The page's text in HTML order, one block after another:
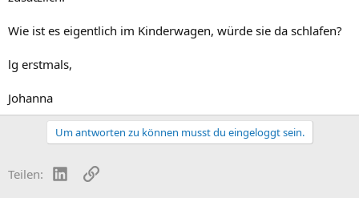
Wie ist es eigentlich im Kinderwagen, würde sie da schlafen?
lg erstmals,
Johanna
Um antworten zu können musst du eingeloggt sein.
Teilen: LinkedInLink